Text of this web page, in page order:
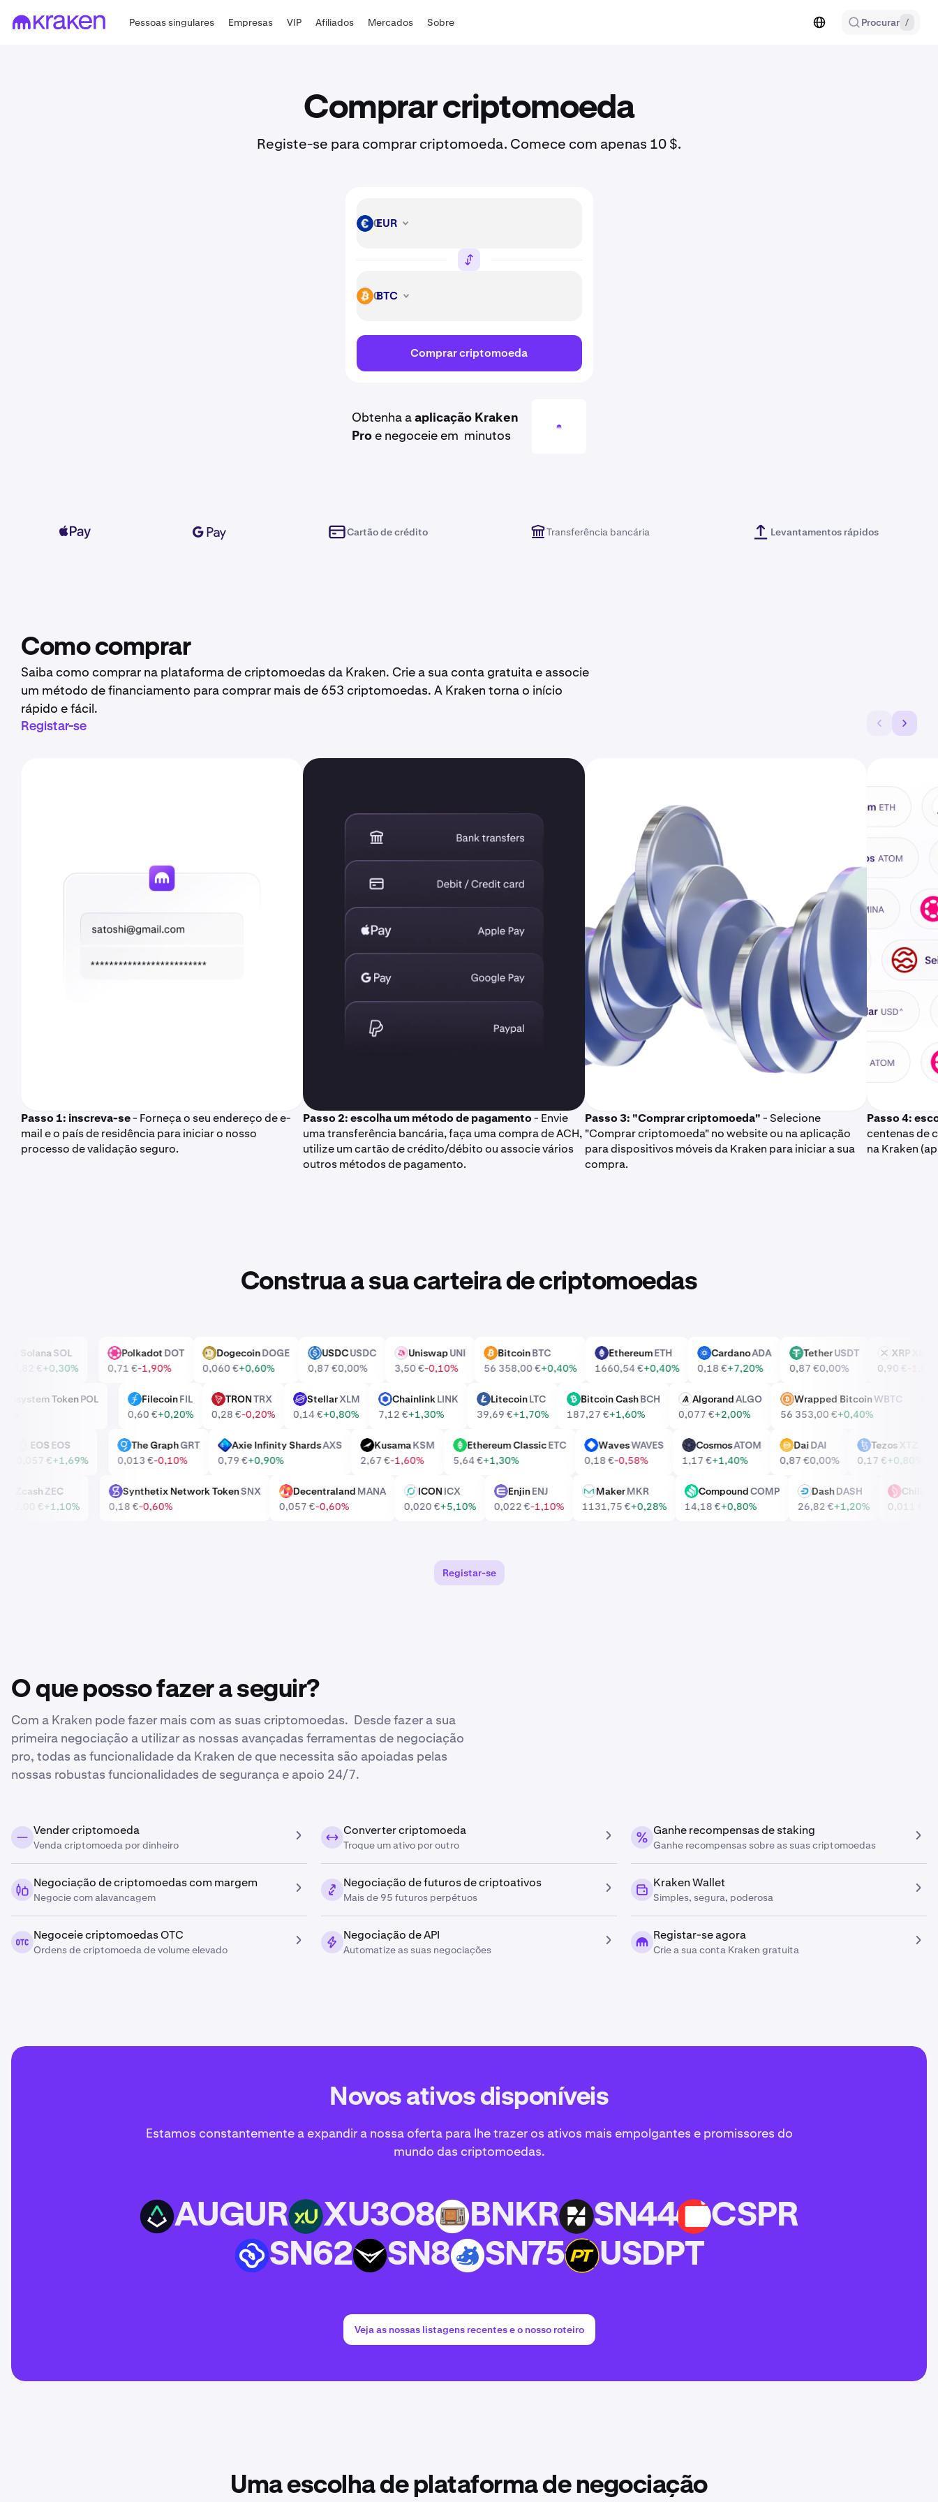
Pessoas singulares Empresas VIP Afiliados Mercados Sobre Procurar /
Comprar criptomoeda
Registe-se para comprar criptomoeda. Comece com apenas 10 $.
EUR EUR
BTC BTC
Comprar criptomoeda
Obtenha aaplicação Kraken
Proe negoceie em minutos
Cartão de crédito Transferência bancária Levantamentos rápidos
Como comprar
Saiba como comprar na plataforma de criptomoedas da Kraken. Crie a sua conta gratuita e associe
um método de financiamento para comprar mais de 653 criptomoedas. A Kraken torna o início
rápido e fácil.
Registar-se
Passo 1: inscreva-se- Forneça o seu endereço de e-
mail e o país de residência para iniciar o nosso
processo de validação seguro.
Passo 2: escolha um método de pagamento- Envie
uma transferência bancária, faça uma compra de ACH,
utilize um cartão de crédito/débito ou associe vários
outros métodos de pagamento.
Passo 3: "Comprar criptomoeda"- Selecione
"Comprar criptomoeda" no website ou na aplicação
para dispositivos móveis da Kraken para iniciar a sua
compra.
Passo 4:
centenas de
na Kraken
Construa a sua carteira de criptomoedas
DOT PolkadotDOT
0,71 €-1,90%
DOGEDogecoinDOGE
0,060 €+0,60%
USDCUSDCUSDC
0,87 €0,00%
UNI UniswapUNI
3,50 €-0,10%
BTC BitcoinBTC
56 358,00 €+0,40%
ETH EthereumETH
1660,54 €+0,40%
ADA CardanoADA
0,18 €+7,20%
USDTTetherUSDT
0,87 €0,00%
XRP XRP
0,90 €
SOL SolanaSOL
63,82 €+0,30%
FIL Filecoin
0,60 €+0,20%
TRX TRONTRX
0,28 €-0,20%
XLM StellarXLM
0,14 €+0,80%
LINK ChainlinkLINK
7,12 €+1,30%
LTC LitecoinLTC
39,69 €+1,70%
BCH Bitcoin CashBCH
187,27 €+1,60%
ALGO AlgorandALGO
0,077 €+2,00%
WBTCWrapped BitcoinWBTC
56 353,00 €+0,40%
Ecosystem TokenPOL
GRT The GraphGRT
0,013 €-0,10%
AXS Axie Infinity ShardsAXS
0,79 €+0,90%
KSM KusamaKSM
2,67 €-1,60%
ETC Ethereum ClassicETC
5,64 €+1,30%
WAVESWavesWAVES
0,18 €-0,58%
ATOMCosmosATOM
1,17 €+1,40%
DAI DaiDAI
0,87 €0,00%
XTZ Tezos
0,17 €+0,80%
EOS EOSEOS
0,057 €+1,69%
SNX Synthetix Network TokenSNX
0,18 €-0,60%
MANADecentralandMANA
0,057 €-0,60%
ICX ICONICX
0,020 €+5,10%
ENJ EnjinENJ
0,022 €-1,10%
MKR MakerMKR
1131,75 €+0,28%
COMPCompoundCOMP
14,18 €+0,80%
DASHDashDASH
26,82 €+1,20%
CHZ
ZcashZEC
442,00 €+1,10%
Registar-se
O que posso fazer a seguir?
Com a Kraken pode fazer mais com as suas criptomoedas. Desde fazer a sua
primeira negociação a utilizar as nossas avançadas ferramentas de negociação
pro, todas as funcionalidade da Kraken de que necessita são apoiadas pelas
nossas robustas funcionalidades de segurança e apoio 24/7.
Vender criptomoeda
Venda criptomoeda por dinheiro
Converter criptomoeda
Troque um ativo por outro
Ganhe recompensas de staking
Ganhe recompensas sobre as suas criptomoedas
Negociação de criptomoedas com margem
Negocie com alavancagem
Negociação de futuros de criptoativos
Mais de 95 futuros perpétuos
Kraken Wallet
Simples, segura, poderosa
Negoceie criptomoedas OTC
Ordens de criptomoeda de volume elevado
Negociação de API
Automatize as suas negociações
Registar-se agora
Crie a sua conta Kraken gratuita
Novos ativos disponíveis
Estamos constantemente a expandir a nossa oferta para lhe trazer os ativos mais empolgantes e promissores do
mundo das criptomoedas.
AUGUR AUGUR XU3O8 XU3O8 BNKR BNKR SN44 SN44 CSPR
SN62 SN62 SN8 SN8 SN75 SN75 USDPT USDPT
Veja as nossas listagens recentes e o nosso roteiro
Uma escolha de plataforma de negociação